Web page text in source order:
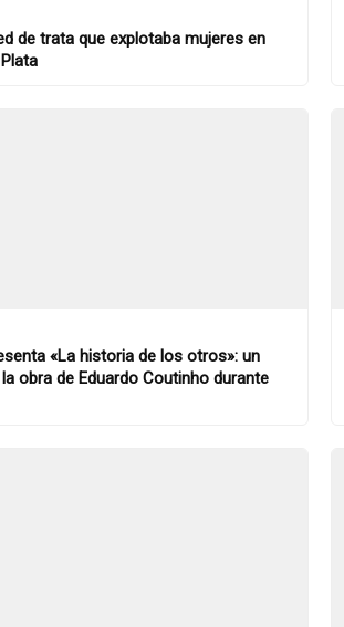
de trata que explotaba mujeres en
«La historia de los otros»: un
obra de Eduardo Coutinho durante